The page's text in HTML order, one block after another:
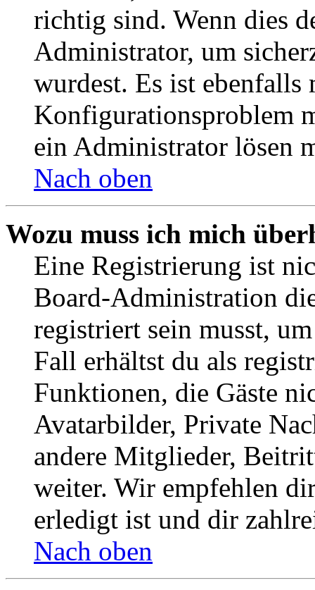
richtig sind. Wenn dies
Administrator, um
wurdest. Es ist ebenfalls
Konfigurationsproblem
ein Administrator lösen
Nach oben
Wozu muss ich mich
Eine Registrierung ist
Board-Administration
registriert sein musst,
Fall erhältst du als
Funktionen, die Gäste
Avatarbilder, Private
andere Mitglieder,
weiter. Wir empfehlen
erledigt ist und dir
Nach oben